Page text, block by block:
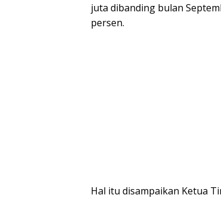
juta dibanding bulan
persen.
Hal itu disampaikan Ketua